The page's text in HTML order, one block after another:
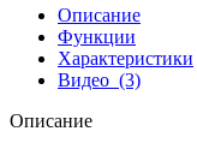
Описание
Функции
Характеристики
Видео (3)
Описание